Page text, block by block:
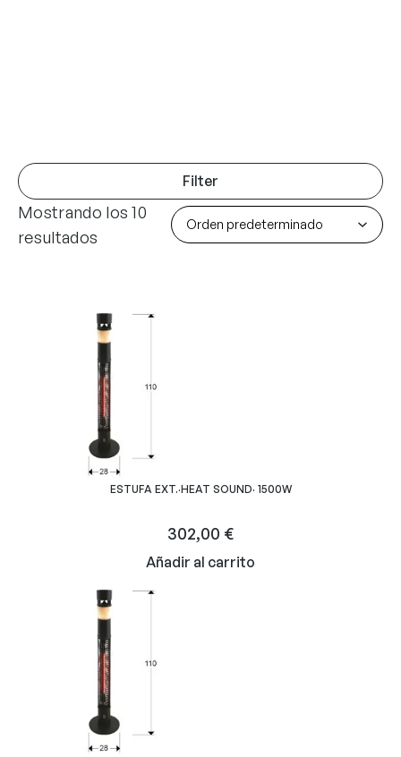
Filter
Mostrando los 10
resultados
ESTUFA EXT.·HEAT SOUND· 1500W
302,00 €
Añadir al carrito